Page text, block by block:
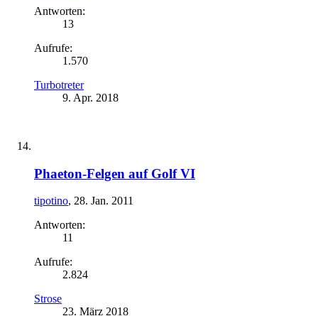
Antworten:
13
Aufrufe:
1.570
Turbotreter
9. Apr. 2018
Phaeton-Felgen auf Golf VI
tipotino, 28. Jan. 2011
Antworten:
11
Aufrufe:
2.824
Strose
23. März 2018